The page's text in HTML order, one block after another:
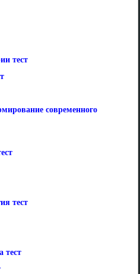
тест
современного
тест
тест